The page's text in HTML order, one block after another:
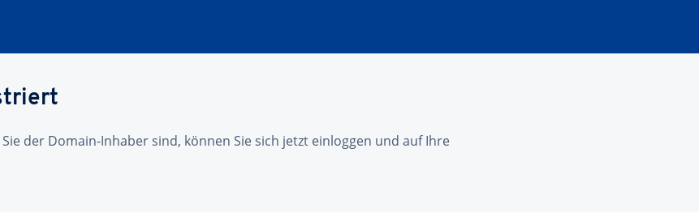
der Domain-Inhaber sind, können Sie sich jetzt einloggen und auf Ihre